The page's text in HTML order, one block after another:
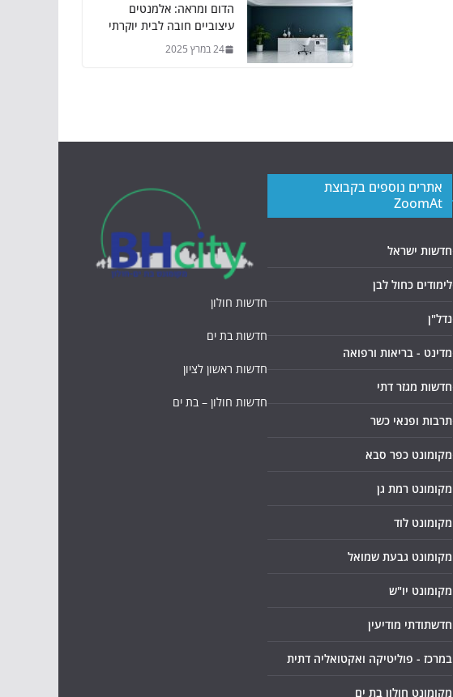
הדום ומראה: אלמנטים
עיצוביים חובה לבית יוקרתי
24 במרץ 2025
אתרים נוספים בקבוצת
ZoomAt
חדשות ישראל
לימודים כחול לבן
נדל"ן
מדינט - בריאות ורפואה
חדשות מגזר דתי
תרבות ופנאי כשר
מקומונט כפר סבא
מקומונט רמת גן
מקומונט לוד
מקומונט גבעת שמואל
מקומונט יו"ש
חדשתודתי מודיעין
במרכז - פוליטיקה ואקטואליה דתית
מקומונט חולון בת ים
חדשות חולון
חדשות בת ים
חדשות ראשון לציון
חדשות חולון – בת ים